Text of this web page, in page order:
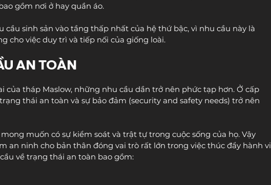
gồm nơi ở hay quần áo.
cầu sinh sản vào tầng thấp nhất của hệ thứ bậc, vì nhu cầu này là
cho việc duy trì và tiếp nối của giống loài.
AN TOÀN
của tháp Maslow, những nhu cầu dần trở nên phức tạp hơn. Ở cấp
thái an toàn và sự bảo đảm (security and safety needs) trở nên
muốn có sự kiểm soát và trật tự trong cuộc sống của họ. Vậy
an ninh cho bản thân đóng vai trò rất lớn trong việc thúc đẩy hành vi
về trạng thái an toàn bao gồm: